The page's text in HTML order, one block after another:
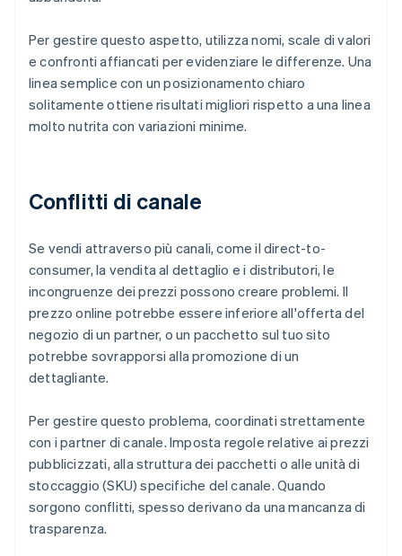
Per gestire questo aspetto, utilizza nomi, scale di valori
e confronti affiancati per evidenziare le differenze. Una
linea semplice con un posizionamento chiaro
solitamente ottiene risultati migliori rispetto a una linea
molto nutrita con variazioni minime.
Conflitti di canale
Se vendi attraverso più canali, come il direct-to-
consumer, la vendita al dettaglio e i distributori, le
incongruenze dei prezzi possono creare problemi. Il
prezzo online potrebbe essere inferiore all'offerta del
negozio di un partner, o un pacchetto sul tuo sito
potrebbe sovrapporsi alla promozione di un
dettagliante.
Per gestire questo problema, coordinati strettamente
con i partner di canale. Imposta regole relative ai prezzi
pubblicizzati, alla struttura dei pacchetti o alle unità di
stoccaggio (SKU) specifiche del canale. Quando
sorgono conflitti, spesso derivano da una mancanza di
trasparenza.